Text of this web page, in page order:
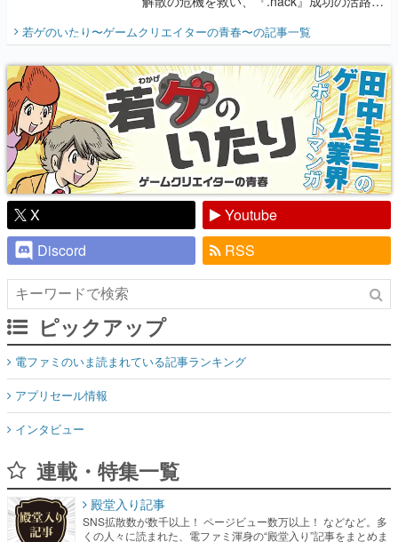
開く。業界の快男児・松山 洋に流れる血は
『少年ジャンプ』色だった【若ゲのいた
り】
若ゲのいたり〜ゲームクリエイターの青春〜の記事一覧
X
Youtube
Discord
RSS
ピックアップ
電ファミのいま読まれている記事ランキング
アプリセール情報
インタビュー
連載・特集一覧
殿堂入り記事
SNS拡散数が数千以上！ ページビュー数万以上！ などなど。多
くの人々に読まれた、電ファミ渾身の“殿堂入り”記事をまとめま